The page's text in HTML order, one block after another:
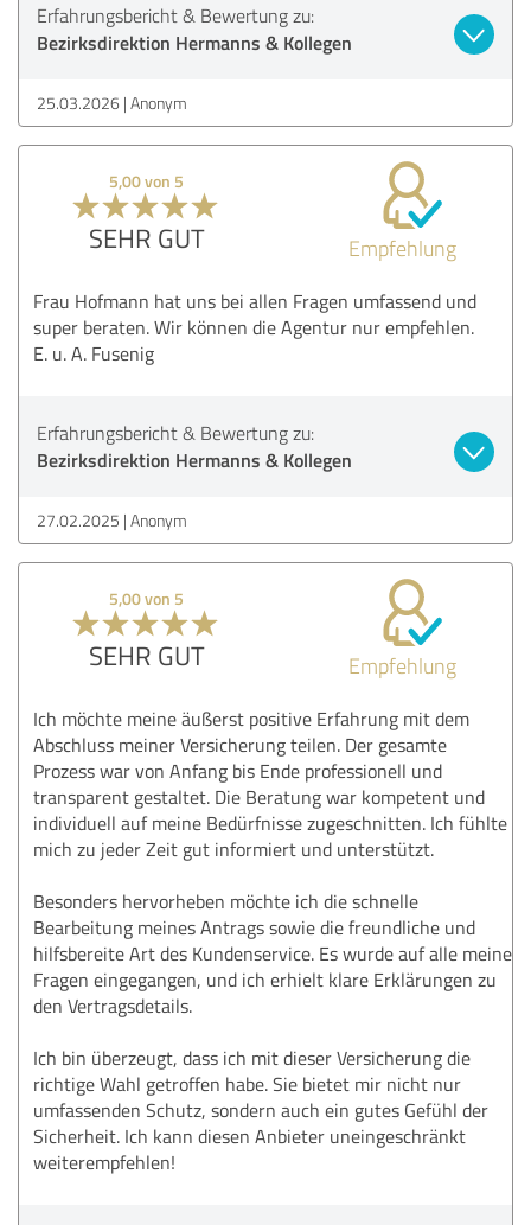
Erfahrungsbericht & Bewertung zu:
Bezirksdirektion Hermanns & Kollegen
25.03.2026 Anonym
5,00 von 5
SEHR GUT Empfehlung
Frau Hofmann hat uns bei allen Fragen umfassend und
super beraten. Wir können die Agentur nur empfehlen.
E. u. A. Fusenig
Erfahrungsbericht & Bewertung zu:
Bezirksdirektion Hermanns & Kollegen
27.02.2025 Anonym
5,00 von 5
SEHR GUT Empfehlung
Ich möchte meine äußerst positive Erfahrung mit dem
Abschluss meiner Versicherung teilen. Der gesamte
Prozess war von Anfang bis Ende professionell und
transparent gestaltet. Die Beratung war kompetent und
individuell auf meine Bedürfnisse zugeschnitten. Ich fühlte
mich zu jeder Zeit gut informiert und unterstützt.
Besonders hervorheben möchte ich die schnelle
Bearbeitung meines Antrags sowie die freundliche und
hilfsbereite Art des Kundenservice. Es wurde auf alle meine
Fragen eingegangen, und ich erhielt klare Erklärungen zu
den Vertragsdetails.
Ich bin überzeugt, dass ich mit dieser Versicherung die
richtige Wahl getroffen habe. Sie bietet mir nicht nur
umfassenden Schutz, sondern auch ein gutes Gefühl der
Sicherheit. Ich kann diesen Anbieter uneingeschränkt
weiterempfehlen!